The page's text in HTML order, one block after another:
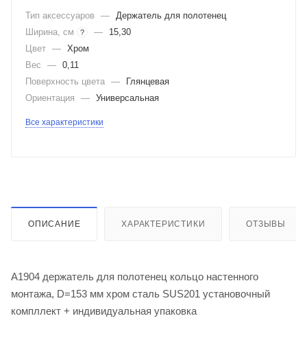
Тип аксессуаров — Держатель для полотенец
Ширина, см
? —
15,30
Цвет — Хром
Вес
— 0,11
Поверхность цвета —
Глянцевая
Ориентация
— Универсальная
Все характеристики
ОПИСАНИЕ ХАРАКТЕРИСТИКИ ОТЗЫВЫ
A1904 держатель для полотенец кольцо настенного
монтажа, D=153 мм хром сталь SUS201 установочный
компллект + индивидуальная упаковка